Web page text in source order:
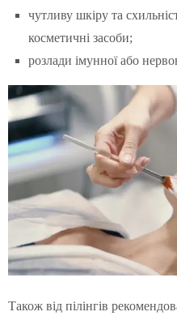
чутливу шкіру та
косметичні засоби;
розлади імунної або
Також від пілінгів